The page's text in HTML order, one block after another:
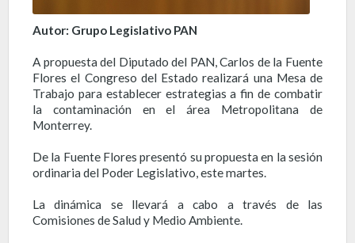
Autor: Grupo Legislativo PAN
A propuesta del Diputado del PAN, Carlos de la Fuente
Flores el Congreso del Estado realizará una Mesa de
Trabajo para establecer estrategias a fin de combatir
la contaminación en el área Metropolitana de
Monterrey.
De la Fuente Flores presentó su propuesta en la sesión
ordinaria del Poder Legislativo, este martes.
La dinámica se llevará a cabo a través de las
Comisiones de Salud y Medio Ambiente.